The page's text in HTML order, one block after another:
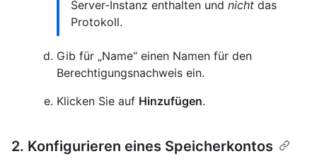
Server-Instanz enthalten und nicht das
Protokoll.
Gib für „Name“ einen Namen für den
Berechtigungsnachweis ein.
Klicken Sie auf Hinzufügen.
2. Konfigurieren eines Speicherkontos